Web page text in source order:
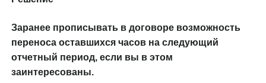
Заранее прописывать в договоре возможность
переноса оставшихся часов на следующий
отчетный период, если вы в этом
заинтересованы.